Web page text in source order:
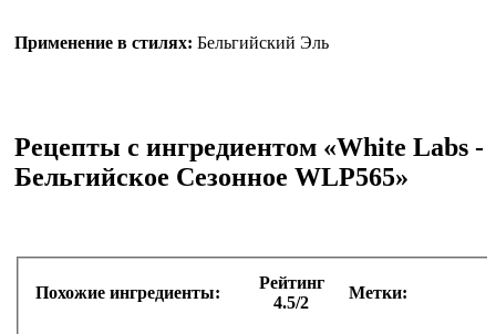
Применение в стилях: Бельгийский Эль
Рецепты с ингредиентом «White Labs -
Бельгийское Сезонное WLP565»
Похожие ингредиенты:
Рейтинг
4.5/2
Метки: